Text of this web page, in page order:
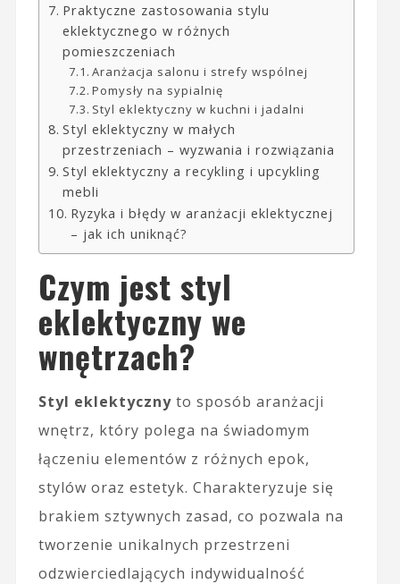
Praktyczne zastosowania stylu
eklektycznego w różnych
pomieszczeniach
Aranżacja salonu i strefy wspólnej
Pomysły na sypialnię
Styl eklektyczny w kuchni i jadalni
Styl eklektyczny w małych
przestrzeniach – wyzwania i rozwiązania
Styl eklektyczny a recykling i upcykling
mebli
Ryzyka i błędy w aranżacji eklektycznej
– jak ich uniknąć?
Czym jest styl
eklektyczny we
wnętrzach?
Styl eklektycznyto sposób aranżacji
wnętrz, który polega na świadomym
łączeniu elementów z różnych epok,
stylów oraz estetyk. Charakteryzuje się
brakiem sztywnych zasad, co pozwala na
tworzenie unikalnych przestrzeni
odzwierciedlających indywidualność